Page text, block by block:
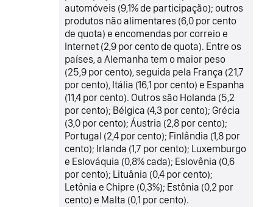
automóveis (9,1% de participação); outros
produtos não alimentares (6,0 por cento
de quota) e encomendas por correio e
Internet (2,9 por cento de quota). Entre os
países, a Alemanha tem o maior peso
(25,9 por cento), seguida pela França (21,7
por cento), Itália (16,1 por cento) e Espanha
(11,4 por cento). Outros são Holanda (5,2
por cento); Bélgica (4,3 por cento); Grécia
(3,0 por cento); Áustria (2,8 por cento);
Portugal (2,4 por cento); Finlândia (1,8 por
cento); Irlanda (1,7 por cento); Luxemburgo
e Eslováquia (0,8% cada); Eslovênia (0,6
por cento); Lituânia (0,4 por cento);
Letônia e Chipre (0,3%); Estônia (0,2 por
cento) e Malta (0,1 por cento).